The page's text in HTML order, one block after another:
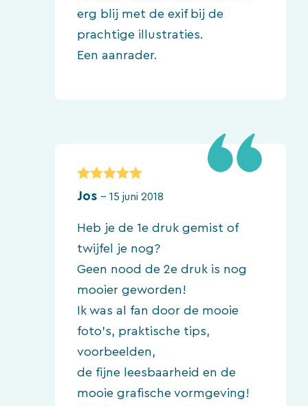
erg blij met de exif bij de
prachtige illustraties.
Een aanrader.
5van 5
Jos – 15 juni 2018
Heb je de 1e druk gemist of
twijfel je nog?
Geen nood de 2e druk is nog
mooier geworden!
Ik was al fan door de mooie
foto’s, praktische tips,
voorbeelden,
de fijne leesbaarheid en de
mooie grafische vormgeving!